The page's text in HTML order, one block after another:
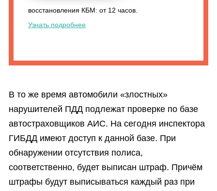
восстановления КБМ: от 12 часов.
Узнать подробнее
В то же время автомобили «злостных»
нарушителей ПДД подлежат проверке по базе
автостраховщиков АИС. На сегодня инспектора
ГИБДД имеют доступ к данной базе. При
обнаружении отсутствия полиса,
соответственно, будет выписан штраф. Причём
штрафы будут выписываться каждый раз при